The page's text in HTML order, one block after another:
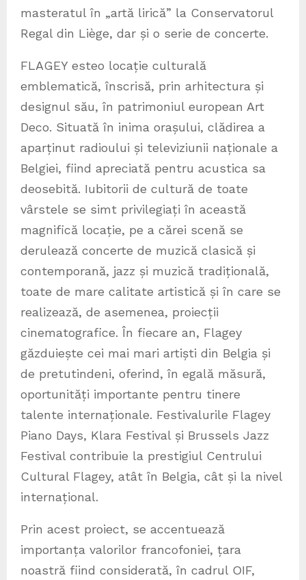
masteratul în „artă lirică” la Conservatorul
Regal din Liège, dar și o serie de concerte.
FLAGEY esteo locație culturală
emblematică, înscrisă, prin arhitectura și
designul său, în patrimoniul european Art
Deco. Situată în inima orașului, clădirea a
aparținut radioului și televiziunii naționale a
Belgiei, fiind apreciată pentru acustica sa
deosebită. Iubitorii de cultură de toate
vârstele se simt privilegiați în această
magnifică locație, pe a cărei scenă se
derulează concerte de muzică clasică și
contemporană, jazz și muzică tradițională,
toate de mare calitate artistică și în care se
realizează, de asemenea, proiecții
cinematografice. În fiecare an, Flagey
găzduiește cei mai mari artiști din Belgia și
de pretutindeni, oferind, în egală măsură,
oportunități importante pentru tinere
talente internaționale. Festivalurile Flagey
Piano Days, Klara Festival și Brussels Jazz
Festival contribuie la prestigiul Centrului
Cultural Flagey, atât în Belgia, cât și la nivel
internațional.
Prin acest proiect, se accentuează
importanța valorilor francofoniei, țara
noastră fiind considerată, în cadrul OIF,